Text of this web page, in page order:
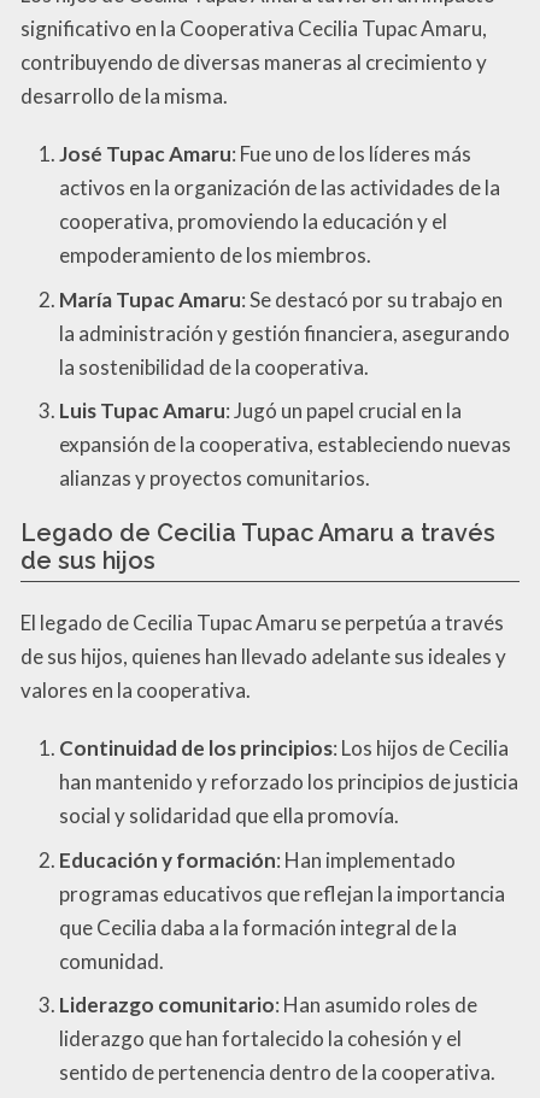
significativo en la Cooperativa Cecilia Tupac Amaru,
contribuyendo de diversas maneras al crecimiento y
desarrollo de la misma.
José Tupac Amaru: Fue uno de los líderes más
activos en la organización de las actividades de la
cooperativa, promoviendo la educación y el
empoderamiento de los miembros.
María Tupac Amaru: Se destacó por su trabajo en
la administración y gestión financiera, asegurando
la sostenibilidad de la cooperativa.
Luis Tupac Amaru: Jugó un papel crucial en la
expansión de la cooperativa, estableciendo nuevas
alianzas y proyectos comunitarios.
Legado de Cecilia Tupac Amaru a través
de sus hijos
El legado de Cecilia Tupac Amaru se perpetúa a través
de sus hijos, quienes han llevado adelante sus ideales y
valores en la cooperativa.
Continuidad de los principios: Los hijos de Cecilia
han mantenido y reforzado los principios de justicia
social y solidaridad que ella promovía.
Educación y formación: Han implementado
programas educativos que reflejan la importancia
que Cecilia daba a la formación integral de la
comunidad.
Liderazgo comunitario: Han asumido roles de
liderazgo que han fortalecido la cohesión y el
sentido de pertenencia dentro de la cooperativa.